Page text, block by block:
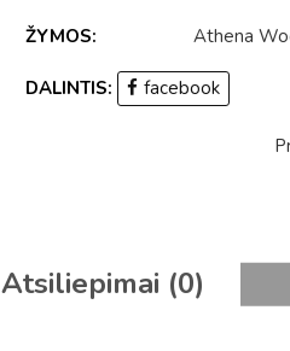
ŽYMOS: Athena
DALINTIS: facebook
Atsiliepimai (0)